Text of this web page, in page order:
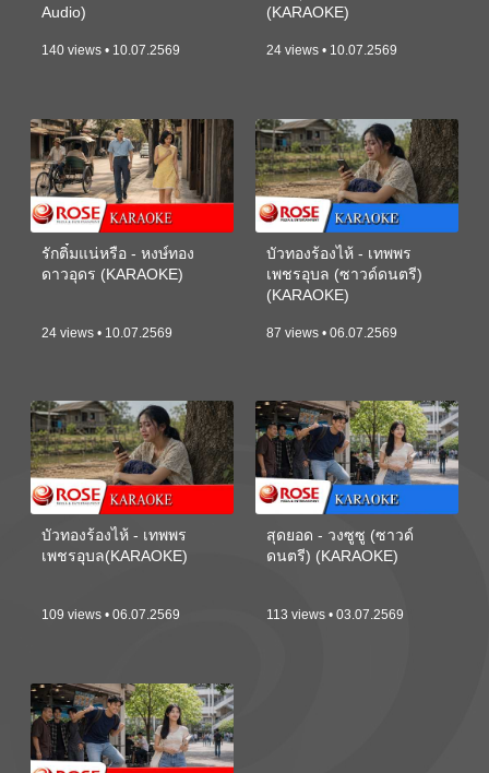
Audio)
140 views • 10.07.2569
(KARAOKE)
24 views • 10.07.2569
รักติ๋มแน่หรือ - หงษ์ทอง
ดาวอุดร (KARAOKE)
24 views • 10.07.2569
บัวทองร้องไห้ - เทพพร
เพชรอุบล (ซาวด์ดนตรี)
(KARAOKE)
87 views • 06.07.2569
บัวทองร้องไห้ - เทพพร
เพชรอุบล(KARAOKE)
109 views • 06.07.2569
สุดยอด - วงซูซู (ซาวด์
ดนตรี) (KARAOKE)
113 views • 03.07.2569